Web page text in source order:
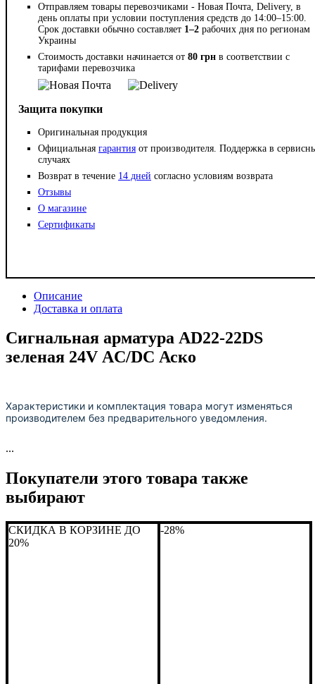
Отправляем товары перевозчиками - Новая Почта, Delivery, в
день оплаты при условии поступления средств до 14:00–15:00.
Срок доставки обычно составляет 1–2 рабочих дня по регионам
Украины
Стоимость доставки начинается от 80 грн в соответствии с
тарифами перевозчика
Защита покупки
Оригинальная продукция
Официальная гарантия от производителя. Поддержка в
случаях
Возврат в течение 14 дней согласно условиям возврата
Отзывы
О магазине
Сертификаты
Описание
Доставка и оплата
Сигнальная арматура AD22-22DS
зеленая 24V АC/DC Аско
Характеристики и комплектация товара могут изменяться
производителем без предварительного уведомления.
...
Покупатели этого товара также
выбирают
СКИДКА В КОРЗИНЕ ДО
20%
-28%